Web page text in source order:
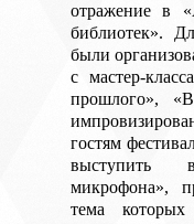
отражение в
библиотек».
были
с мастер-
прошлого»,
гостям
выступить
микрофона»,
тема